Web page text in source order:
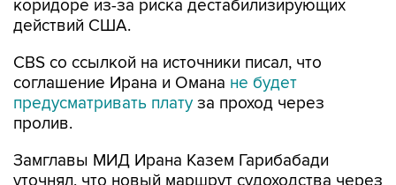
CBS со ссылкой на источники писал, что
предусматривать платуза проход через
пролив.
Замглавы МИД Ирана Казем Гарибабади
Ормузский пролив, который обговаривают